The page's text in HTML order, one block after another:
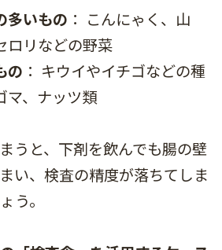
多いもの ： こんにゃく、山
ロリなどの野菜
の ： キウイやイチゴなどの種
マ、ナッツ類
うと、下剤を飲んでも腸の壁
い、検査の精度が落ちてしま
う。